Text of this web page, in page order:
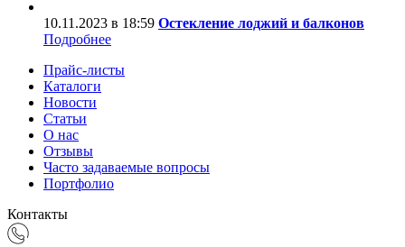
10.11.2023 в 18:59 Остекление лоджий и балконов
Подробнее
Прайс-листы
Каталоги
Новости
Статьи
О нас
Отзывы
Часто задаваемые вопросы
Портфолио
Контакты